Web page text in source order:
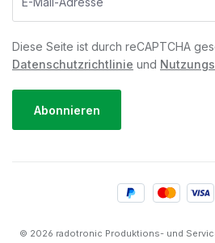
Diese Seite ist durch reCAPTCHA
Datenschutzrichtlinie und
Abonnieren
© 2026 radotronic Produktions- und